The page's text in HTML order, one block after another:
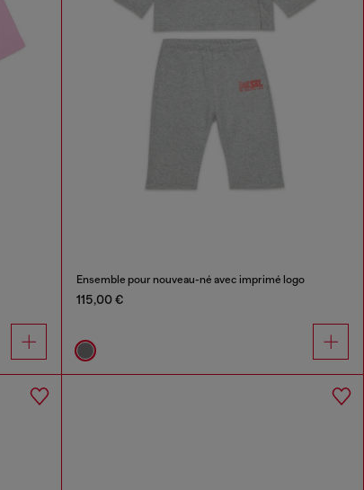
Ensemble pour nouveau-né avec imprimé logo
115,00 €